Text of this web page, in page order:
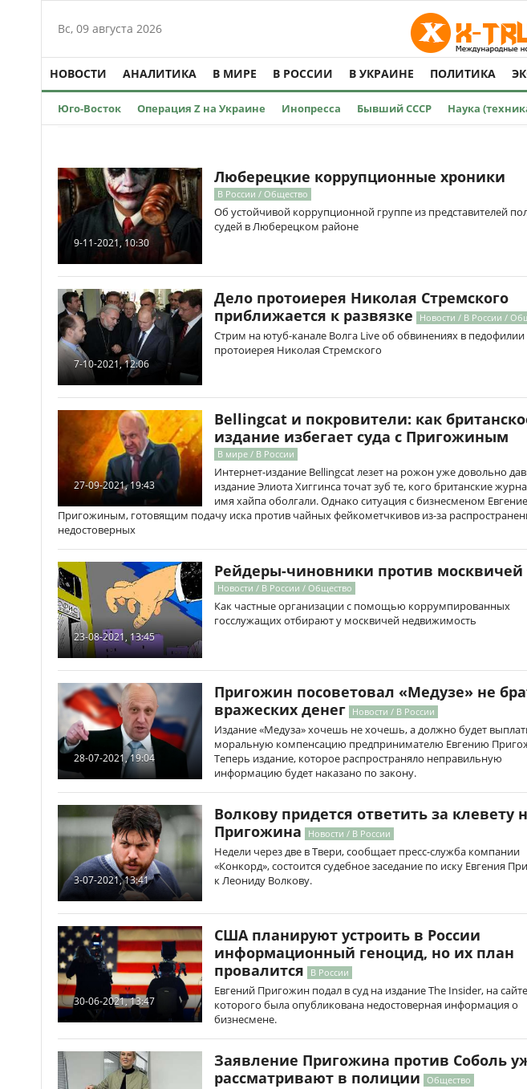
Вс, 09 августа 2026
НОВОСТИ АНАЛИТИКА В МИРЕ В РОССИИ В УКРАИНЕ ПОЛИТИКА
Юго-Восток Операция Z на Украине Инопресса Бывший СССР Наука
9-11-2021, 10:30
Люберецкие коррупционные хроники
В России / Общество
Об устойчивой коррупционной группе из представителей
судей в Люберецком районе
7-10-2021, 12:06
Дело протоиерея Николая Стремского
приближается к развязке
Новости / В России /
Стрим на ютуб-канале Волга Live об обвинениях в педофилии
протоиерея Николая Стремского
27-09-2021, 19:43
Bellingcat и покровители: как
издание избегает суда с Пригожиным
В мире / В России
Интернет-издание Bellingcat лезет на рожон уже довольно
издание Элиота Хиггинса точат зуб те, кого британские
имя хайпа оболгали. Однако ситуация с бизнесменом
Пригожиным, готовящим подачу иска против чайных фейкометчкивов из-за
недостоверных
23-08-2021, 13:45
Рейдеры-чиновники против москвичей
Новости / В России / Общество
Как частные организации с помощью коррумпированных
госслужащих отбирают у москвичей недвижимость
28-07-2021, 19:04
Пригожин посоветовал «Медузе» не
вражеских денег Новости / В России
Издание «Медуза» хочешь не хочешь, а должно будет
моральную компенсацию предпринимателю Евгению
Теперь издание, которое распространяло неправильную
информацию будет наказано по закону.
3-07-2021, 13:41
Волкову придется ответить за клевету
Пригожина
Новости / В России
Недели через две в Твери, сообщает пресс-служба компании
«Конкорд», состоится судебное заседание по иску Евгения
к Леониду Волкову.
30-06-2021, 13:47
США планируют устроить в России
информационный геноцид, но их план
провалится
В России
Евгений Пригожин подал в суд на издание The Insider, на сайте
которого была опубликована недостоверная информация о
бизнесмене.
Заявление Пригожина против Соболь
рассматривают в полиции
Общество